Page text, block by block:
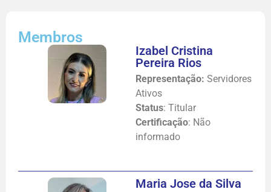
Membros
Izabel Cristina
Pereira Rios
Representação: Servidores
Ativos
Status: Titular
Certificação: Não
informado
Maria Jose da Silva